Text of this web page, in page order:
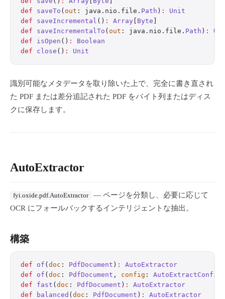
def saveTo ( out : java.nio.file. Path ) :
Unit
def saveIncremental () : Array Byte
def saveIncrementalTo ( out : java.nio.file. Path ) :
def isOpen () :
Boolean
def close () : Unit
識別可能なメタデータを取り除いた上で、完全に書き直され
た PDF または差分追記された PDF をバイト列またはディス
クに保存します。
AutoExtractor
fyi.oxide.pdf.AutoExtractor
— ページを分類し、必要に応じて
OCR にフォールバックするインテリジェントな抽出。
構築
def of ( doc : PdfDocument ) :
AutoExtractor
def of ( doc : PdfDocument , config : AutoExtractConfig
def fast ( doc : PdfDocument ) :
AutoExtractor
def balanced ( doc : PdfDocument ) :
AutoExtractor